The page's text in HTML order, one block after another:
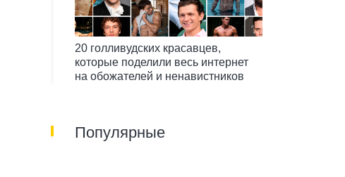
20 голливудских красавцев,
которые поделили весь интернет
на обожателей и ненавистников
Популярные